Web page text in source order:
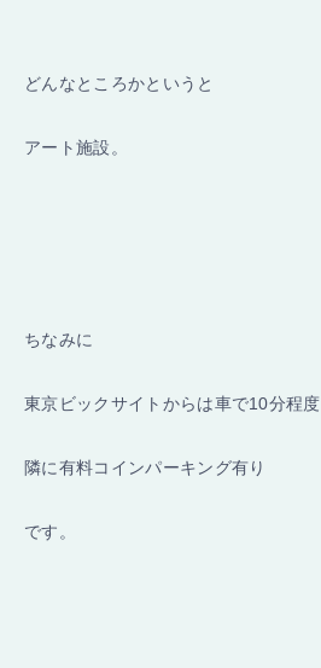
どんなところかというと
アート施設。
ちなみに
東京ビックサイトからは車で10分程度
隣に有料コインパーキング有り
です。